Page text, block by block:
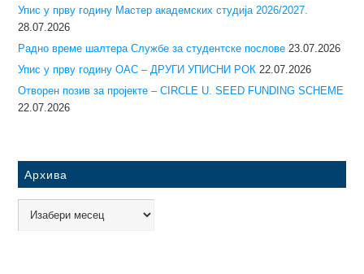
Упис у прву годину Mастер академских студија 2026/2027.
28.07.2026
Радно време шалтера Службе за студентске послове 23.07.2026
Упис у прву годину ОАС – ДРУГИ УПИСНИ РОК 22.07.2026
Отворен позив за пројекте – CIRCLE U. SEED FUNDING SCHEME
22.07.2026
Архива